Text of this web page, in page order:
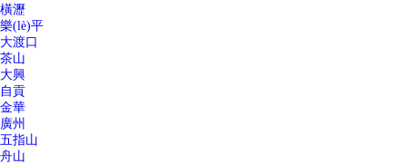
橫瀝
樂(lè)平
大渡口
茶山
大興
自貢
金華
廣州
五指山
舟山